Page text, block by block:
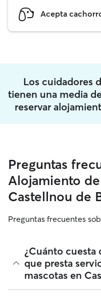
Acepta
Los cuidadores
tienen una media
reservar
Preguntas
Alojamiento
Castellnou de
Preguntas frecuentes
¿Cuánto cuesta
que presta
mascotas en